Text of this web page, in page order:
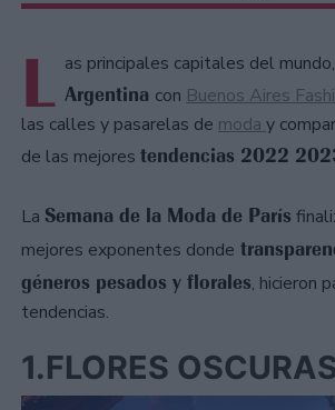
L as principales capitales del
Argentina con Buenos Aires
las calles y pasarelas de moda y
de las mejores tendencias 2022
La Semana de la Moda de París
mejores exponentes donde
géneros pesados y florales, hicieron
tendencias.
1.FLORES